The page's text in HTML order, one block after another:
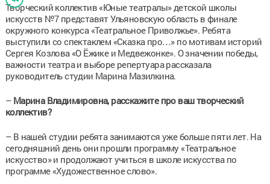
Творческий коллектив «Юные театралы» детской школы
искусств №7 представят Ульяновскую область в финале
окружного конкурса «Театральное Приволжье». Ребята
выступили со спектаклем «Сказка про…» по мотивам историй
Сергея Козлова «О Ёжике и Медвежонке». О значении победы,
важности театра и выборе репертуара рассказала
руководитель студии Марина Мазилкина.
–Марина Владимировна, расскажите про ваш творческий
коллектив?
– В нашей студии ребята занимаются уже больше пяти лет. На
сегодняшний день они прошли программу «Театральное
искусство» и продолжают учиться в школе искусства по
программе «Художественное слово».